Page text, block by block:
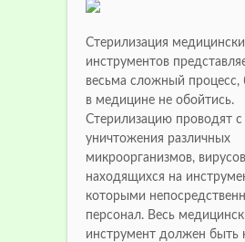
Стерилизация
инструментов
весьма сложный процесс,
в медицине не обойтись.
Стерилизацию проводят
уничтожения различных
микроорганизмов,
находящихся на
которыми
персонал. Весь
инструмент должен быть